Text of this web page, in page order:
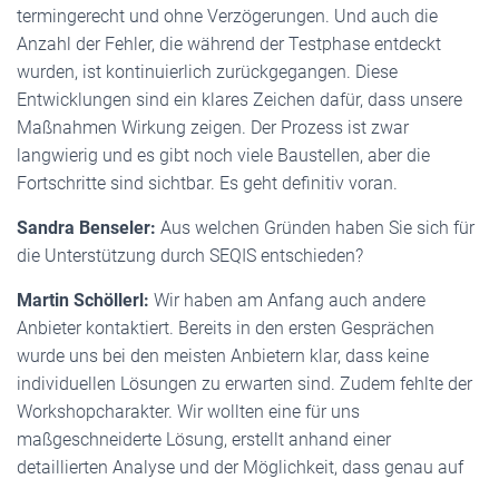
termingerecht und ohne Verzögerungen. Und auch die
Anzahl der Fehler, die während der Testphase entdeckt
wurden, ist kontinuierlich zurückgegangen. Diese
Entwicklungen sind ein klares Zeichen dafür, dass unsere
Maßnahmen Wirkung zeigen. Der Prozess ist zwar
langwierig und es gibt noch viele Baustellen, aber die
Fortschritte sind sichtbar. Es geht definitiv voran.
Sandra Benseler: Aus welchen Gründen haben Sie sich für
die Unterstützung durch SEQIS entschieden?
Martin Schöllerl: Wir haben am Anfang auch andere
Anbieter kontaktiert. Bereits in den ersten Gesprächen
wurde uns bei den meisten Anbietern klar, dass keine
individuellen Lösungen zu erwarten sind. Zudem fehlte der
Workshopcharakter. Wir wollten eine für uns
maßgeschneiderte Lösung, erstellt anhand einer
detaillierten Analyse und der Möglichkeit, dass genau auf